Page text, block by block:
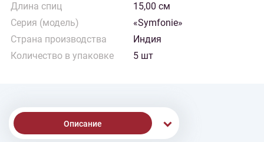
Длина спиц
15,00 см
Серия (модель)
«Symfonie»
Страна производства
Индия
Количество в упаковке
5 шт
Описание